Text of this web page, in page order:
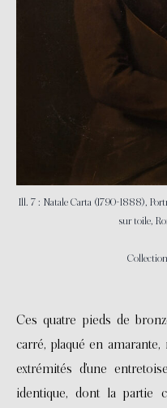
Ill. 7 : Natale Carta (1790-1888),
sur toile,
Ces quatre pieds de
carré, plaqué en
extrémités d’une
identique, dont la partie